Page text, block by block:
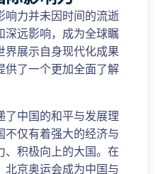
响力并未因时间的流逝
深远影响，成为全球瞩
界展示自身现代化成果
供了一个更加全面了解
了中国的和平与发展理
不仅有着强大的经济与
、积极向上的大国。在
北京奥运会成为中国与